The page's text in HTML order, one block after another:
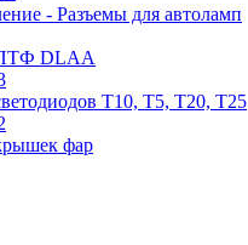
- Разъемы для автоламп
DLAA
T10, T5, T20, T25
фар